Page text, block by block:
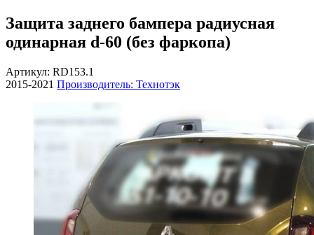
Защита заднего бампера радиусная
одинарная d-60 (без фаркопа)
Артикул: RD153.1
2015-2021 Производитель: Технотэк